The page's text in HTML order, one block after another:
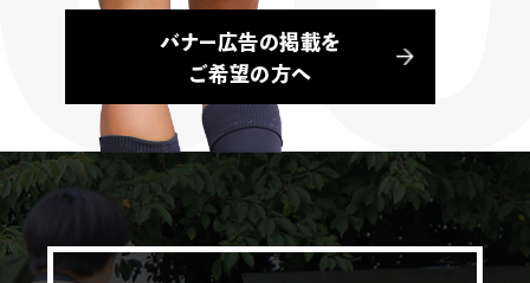
バナー広告の掲載を
ご希望の方へ